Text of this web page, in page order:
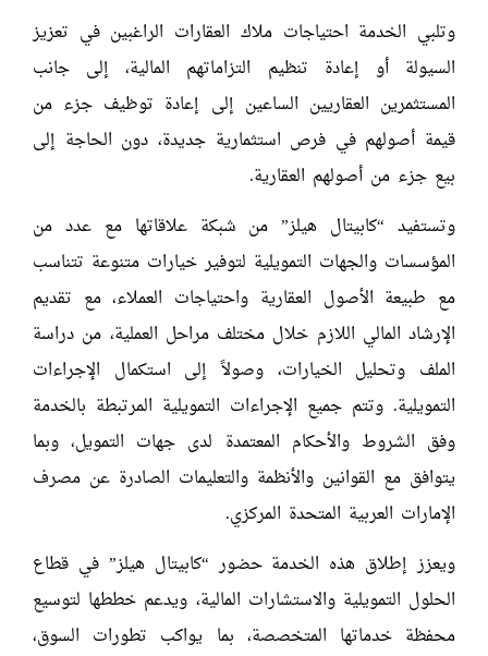
وتلبي الخدمة احتياجات ملاك العقارات الراغبين في تعزيز
السيولة أو إعادة تنظيم التزاماتهم المالية، إلى جانب
المستثمرين العقاريين الساعين إلى إعادة توظيف جزء من
قيمة أصولهم في فرص استثمارية جديدة، دون الحاجة إلى
بيع جزء من أصولهم العقارية.
وتستفيد “كابيتال هيلز” من شبكة علاقاتها مع عدد من
المؤسسات والجهات التمويلية لتوفير خيارات متنوعة تتناسب
مع طبيعة الأصول العقارية واحتياجات العملاء، مع تقديم
الإرشاد المالي اللازم خلال مختلف مراحل العملية، من دراسة
الملف وتحليل الخيارات، وصولاً إلى استكمال الإجراءات
التمويلية. وتتم جميع الإجراءات التمويلية المرتبطة بالخدمة
وفق الشروط والأحكام المعتمدة لدى جهات التمويل، وبما
يتوافق مع القوانين والأنظمة والتعليمات الصادرة عن مصرف
الإمارات العربية المتحدة المركزي.
ويعزز إطلاق هذه الخدمة حضور “كابيتال هيلز” في قطاع
الحلول التمويلية والاستشارات المالية، ويدعم خططها لتوسيع
محفظة خدماتها المتخصصة، بما يواكب تطورات السوق،